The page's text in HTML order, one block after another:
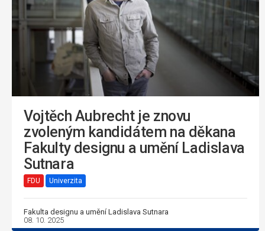
Vojtěch Aubrecht je znovu
zvoleným kandidátem na děkana
Fakulty designu a umění Ladislava
Sutnara
FDU Univerzita
Fakulta designu a umění Ladislava Sutnara
08. 10. 2025